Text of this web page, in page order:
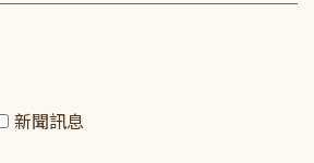
新聞訊息